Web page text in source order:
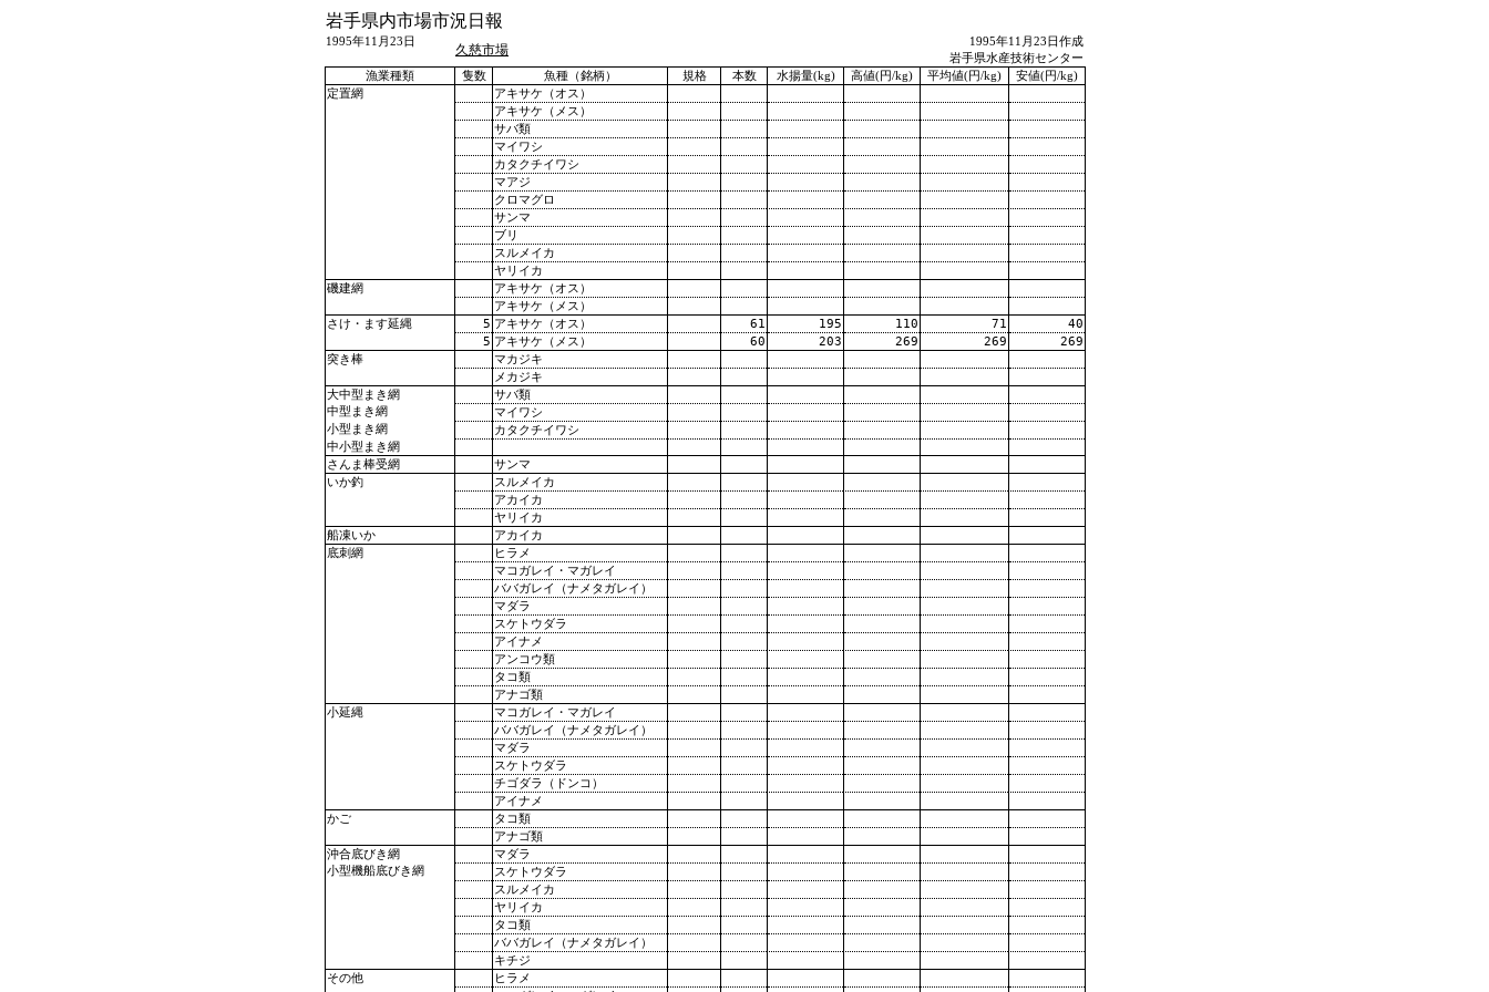
岩手県内市場市況日報
1995年11月23日
久慈市場
1995年11月23日作成
岩手県水産技術センター
漁業種類
隻数 魚種（銘柄） 規格 本数 水揚量(kg) 高値(円/kg) 平均値(円/kg)
安値(円/kg)
定置網
アキサケ（オス）
アキサケ（メス）
サバ類
マイワシ
カタクチイワシ
マアジ
クロマグロ
サンマ
ブリ
スルメイカ
ヤリイカ
磯建網
アキサケ（オス）
アキサケ（メス）
さけ・ます延縄 5 アキサケ（オス） 61 195 110 71
40
5 アキサケ（メス） 60 203 269 269 269
突き棒
マカジキ
メカジキ
大中型まき網 サバ類
中型まき網 マイワシ
小型まき網 カタクチイワシ
中小型まき網
さんま棒受網
サンマ
いか釣
スルメイカ
アカイカ
ヤリイカ
船凍いか アカイカ
底刺網
ヒラメ
マコガレイ・マガレイ
ババガレイ（ナメタガレイ）
マダラ
スケトウダラ
アイナメ
アンコウ類
タコ類
アナゴ類
小延縄
マコガレイ・マガレイ
ババガレイ（ナメタガレイ）
マダラ
スケトウダラ
チゴダラ（ドンコ）
アイナメ
かご
タコ類
アナゴ類
沖合底びき網 マダラ
小型機船底びき網
スケトウダラ
スルメイカ
ヤリイカ
タコ類
ババガレイ（ナメタガレイ）
キチジ
その他
ヒラメ